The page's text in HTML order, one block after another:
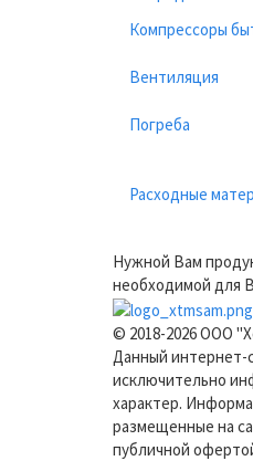
Компрессоры
Вентиляция
Погреба
Расходные
Нужной Вам
необходимой для
© 2018-2026 ООО
Данный интернет-
исключительно
характер.
размещенные на
публичной